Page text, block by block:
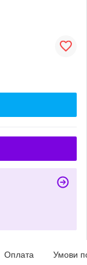
Оплата Умови